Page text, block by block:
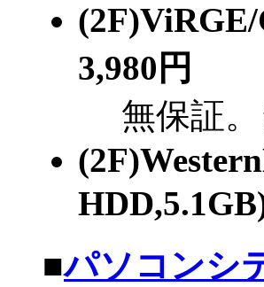
3,980円
無保証。
■パソコンシ